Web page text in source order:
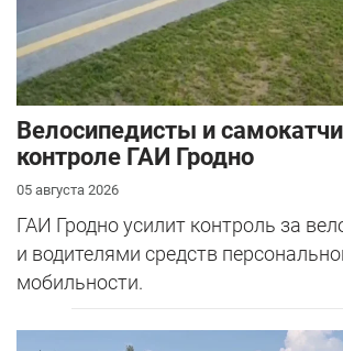
Велосипедисты и
контроле ГАИ Гродно
05 августа 2026
ГАИ Гродно усилит контроль за
и водителями средств
мобильности.